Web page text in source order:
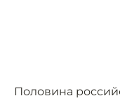
Половина